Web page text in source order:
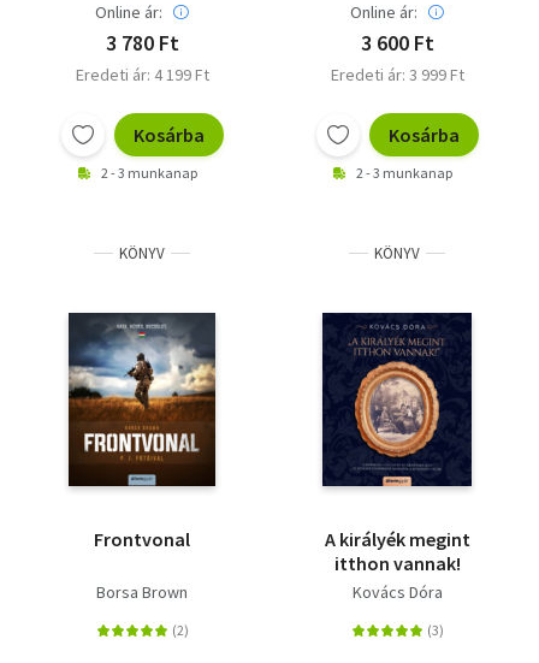
Online ár:
3 780 Ft
Eredeti ár: 4 199 Ft
Kosárba
2 - 3 munkanap
Online ár:
3 600 Ft
Eredeti ár: 3 999 Ft
Kosárba
2 - 3 munkanap
KÖNYV
Frontvonal
Borsa Brown
KÖNYV
A királyék megint
itthon vannak!
Kovács Dóra